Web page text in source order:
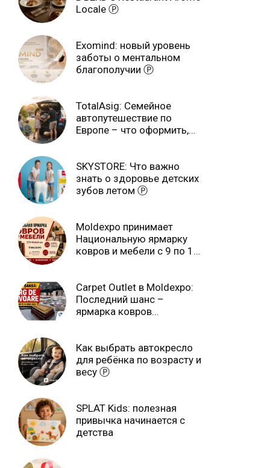
Locale Ⓟ
Exomind: новый уровень
заботы о ментальном
благополучии Ⓟ
TotalAsig: Семейное
автопутешествие по
Европе – что оформить,
SKYSTORE: Что важно
знать о здоровье детских
зубов летом Ⓟ
Moldexpo принимает
Национальную ярмарку
ковров и мебели с 9 по 14
Carpet Outlet в Moldexpo:
Последний шанс –
ярмарка ковров
Как выбрать автокресло
для ребёнка по возрасту и
весу Ⓟ
SPLAT Kids: полезная
привычка начинается с
детства